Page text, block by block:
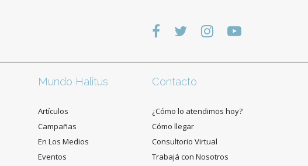
Mundo Halitus
Artículos
Campañas
En Los Medios
Eventos
Contacto
¿Cómo lo atendimos hoy?
Cómo llegar
Consultorio Virtual
Trabajá con Nosotros